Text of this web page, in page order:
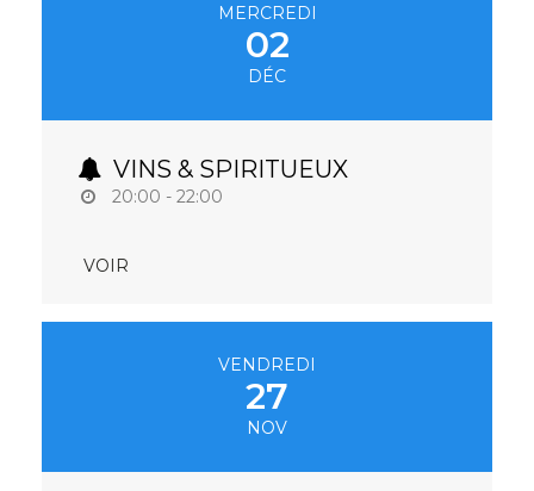
MERCREDI
02
DÉC
VINS & SPIRITUEUX
20:00 - 22:00
VOIR
VENDREDI
27
NOV